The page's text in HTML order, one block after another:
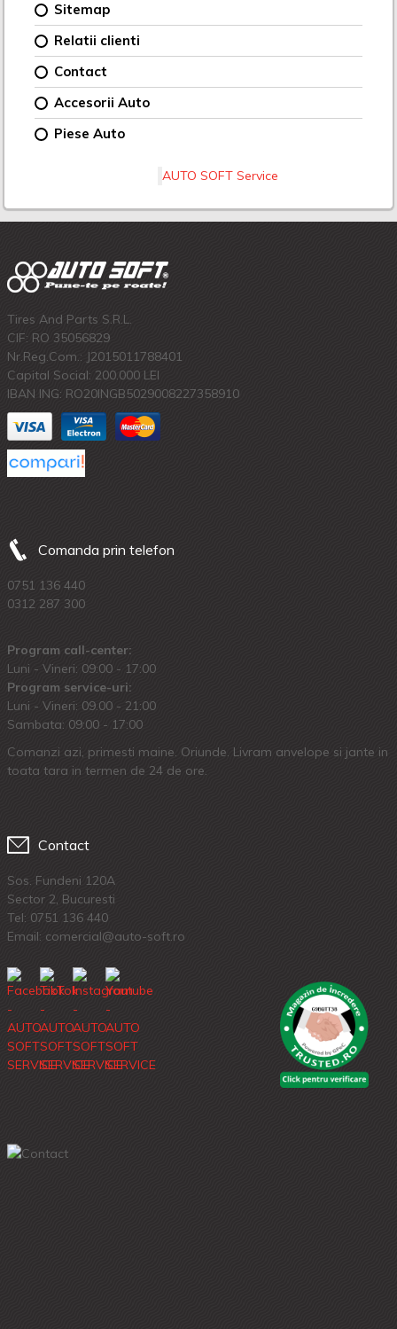
Sitemap
Relatii clienti
Contact
Accesorii Auto
Piese Auto
AUTO SOFT Service
Tires And Parts S.R.L.
CIF: RO 35056829
Nr.Reg.Com.: J2015011788401
Capital Social: 200.000 LEI
IBAN ING: RO20INGB5029008227358910
Comanda prin telefon
0751 136 440
0312 287 300
Program call-center:
Luni - Vineri: 09:00 - 17:00
Program service-uri:
Luni - Vineri: 09.00 - 21:00
Sambata: 09:00 - 17:00
Comanzi azi, primesti maine. Oriunde. Livram anvelope si jante in
toata tara in termen de 24 de ore.
Contact
Sos. Fundeni 120A
Sector 2, Bucuresti
Tel: 0751 136 440
Email: comercial@auto-soft.ro